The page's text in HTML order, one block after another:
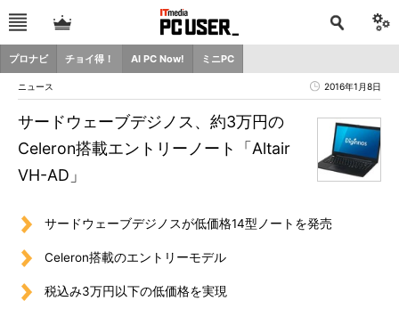
プロナビ チョイ得！ AI PC Now! ミニPC
ニュース 2016年1月8日
サードウェーブデジノス、約3万円の
Celeron搭載エントリーノート「Altair
VH-AD」
サードウェーブデジノスが低価格14型ノートを発売
Celeron搭載のエントリーモデル
税込み3万円以下の低価格を実現